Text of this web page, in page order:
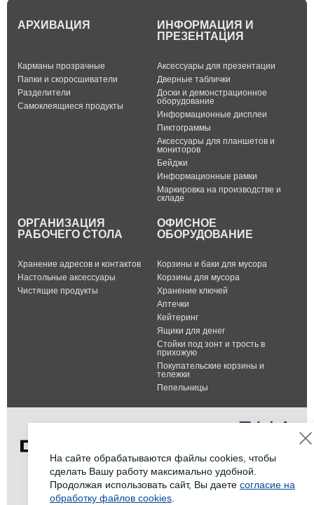
АРХИВАЦИЯ
Карманы прозрачные
Папки и скоросшиватели
Разделители
Самоклеящиеся продукты
ИНФОРМАЦИЯ И
ПРЕЗЕНТАЦИЯ
Аксессуары для презентации
Дверные таблички
Доски и демонстрационное
оборудование
Информационные дисплеи
Пиктограммы
Аксессуары для планшетов и
мониторов
Бейджи
Информационные рамки
Маркировка на производстве и
складе
ОРГАНИЗАЦИЯ
РАБОЧЕГО СТОЛА
Хранение адресов и контактов
Настольные аксессуары
Чистящие продукты
ОФИСНОЕ
ОБОРУДОВАНИЕ
Корзины и баки для мусора
Корзины для мусора
Хранение ключей
Аптечки
Кейтеринг
Ящики для денег
Стойки под зонт и трость в
прихожую
Покупательские корзины и
тележки
Пепельницы
Тел.: +7 (495) 232-07-42
Факс: +7 (495) 232-07-42
E-mail:info@durable-shop.ru
На сайте обрабатываются файлы cookies, чтобы
сделать Вашу работу максимально удобной.
Продолжая использовать сайт, Вы даете согласие на
обработку файлов cookies